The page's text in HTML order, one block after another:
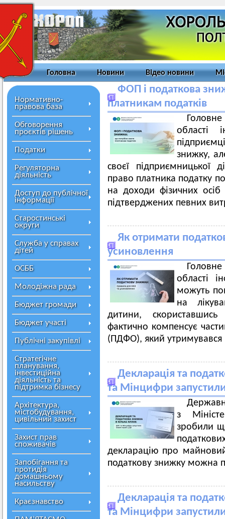
Головна Новини Відео новини
Нормативно-
правова база
Обговорення
проєктів рішень
Податки
Регуляторна
діяльність
Доступ до публічної
інформації
Старостинські
округи
Служба у справах
дітей
ОСББ
Молодіжна рада
Бюджет громади
Бюджет участі
Публічні закупівлі
Стратегічне
планування,
інвестиційна
діяльність та
підтримка бізнесу
Архітектура,
містобудування,
цивільний захист
Захист прав
споживачів
Запобігання та
протидія
домашньому
насильству
Краєзнавство
ФОП і податкова
платникам податків
області
знижку,
своєї підприємницької
право платника податку
на доходи фізичних
підтверджених певних
Як отримати
усиновлення
області
можуть
на
дитини,
фактично компенсує
(ПДФО), який утримувався
Декларація та
та Мінцифри
з
зробили
декларацію про
податкову знижку можна
Декларація та
та Мінцифри